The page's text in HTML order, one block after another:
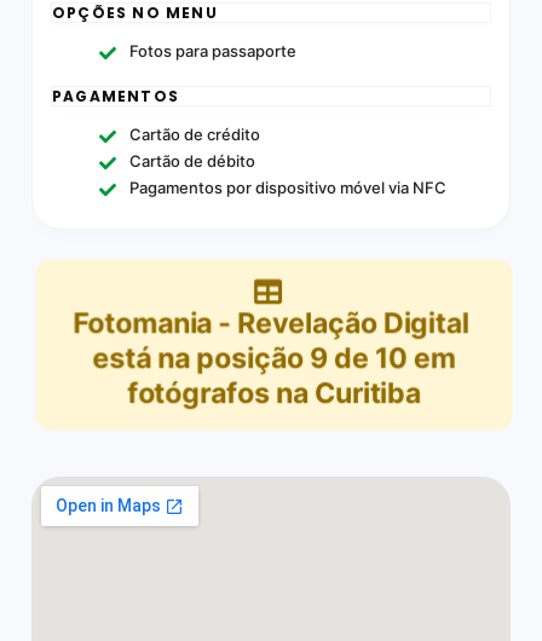
OPÇÕES NO MENU
Fotos para passaporte
PAGAMENTOS
Cartão de crédito
Cartão de débito
Pagamentos por dispositivo móvel via NFC
Fotomania - Revelação Digital
está na posição 9 de 10 em
fotógrafos na Curitiba